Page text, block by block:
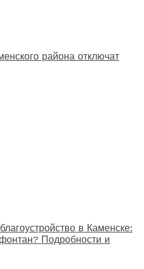
района отключат
в Каменске:
Подробности и